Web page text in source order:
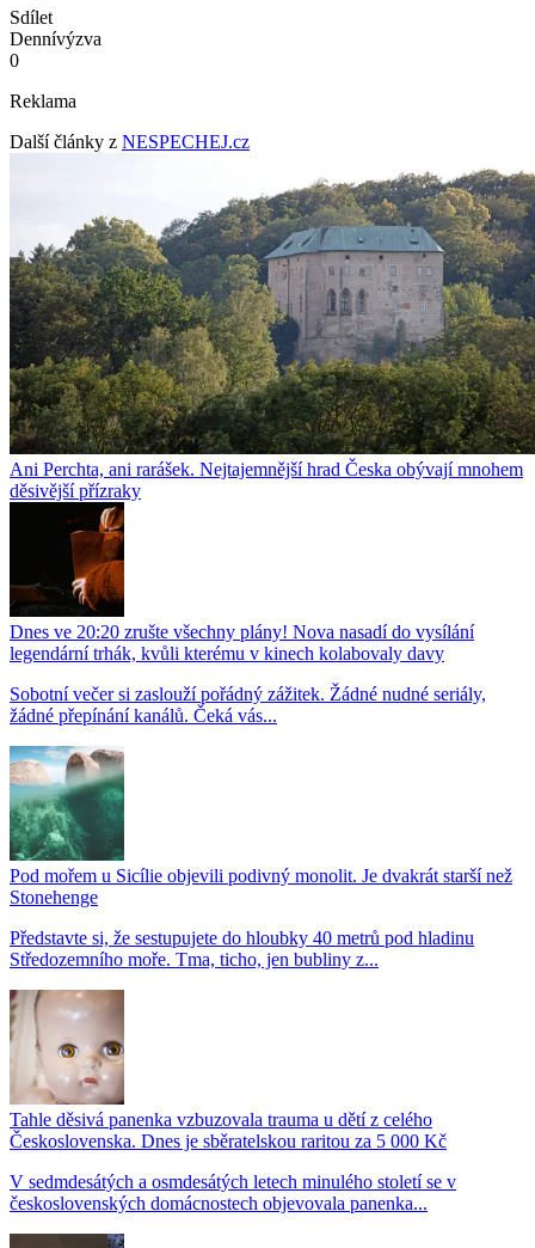
Sdílet
Dennívýzva
0
Reklama
Další články z NESPECHEJ.cz
Ani Perchta, ani rarášek. Nejtajemnější hrad Česka obývají mnohem
děsivější přízraky
Dnes ve 20:20 zrušte všechny plány! Nova nasadí do vysílání
legendární trhák, kvůli kterému v kinech kolabovaly davy
Sobotní večer si zaslouží pořádný zážitek. Žádné nudné seriály,
žádné přepínání kanálů. Čeká vás...
Pod mořem u Sicílie objevili podivný monolit. Je dvakrát starší než
Stonehenge
Představte si, že sestupujete do hloubky 40 metrů pod hladinu
Středozemního moře. Tma, ticho, jen bubliny z...
Tahle děsivá panenka vzbuzovala trauma u dětí z celého
Československa. Dnes je sběratelskou raritou za 5 000 Kč
V sedmdesátých a osmdesátých letech minulého století se v
československých domácnostech objevovala panenka...